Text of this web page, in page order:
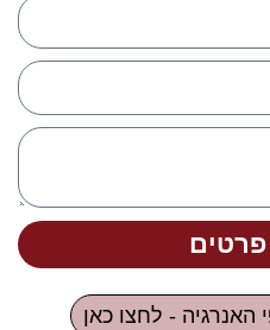
האנרגיה - לחצו כאן